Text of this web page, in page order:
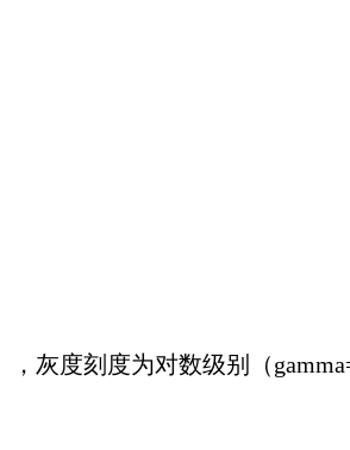
灰度刻度为对数级别（